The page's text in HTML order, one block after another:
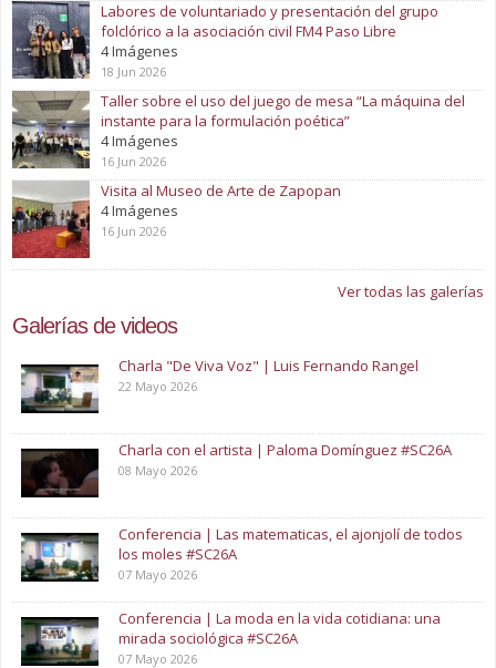
Labores de voluntariado y presentación del grupo
folclórico a la asociación civil FM4 Paso Libre
4 Imágenes
18 Jun 2026
Taller sobre el uso del juego de mesa “La máquina del
instante para la formulación poética”
4 Imágenes
16 Jun 2026
Visita al Museo de Arte de Zapopan
4 Imágenes
16 Jun 2026
Ver todas las galerías
Galerías de videos
Charla "De Viva Voz" | Luis Fernando Rangel
22 Mayo 2026
Charla con el artista | Paloma Domínguez #SC26A
08 Mayo 2026
Conferencia | Las matematicas, el ajonjolí de todos
los moles #SC26A
07 Mayo 2026
Conferencia | La moda en la vida cotidiana: una
mirada sociológica #SC26A
07 Mayo 2026